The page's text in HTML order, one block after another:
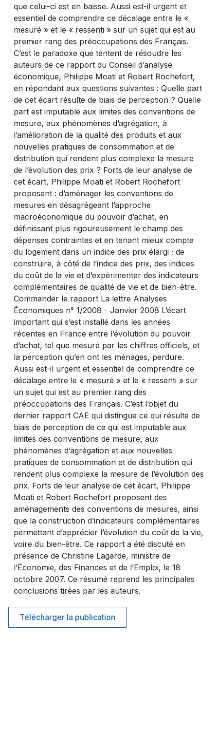
que celui-ci est en baisse. Aussi est-il urgent et
essentiel de comprendre ce décalage entre le «
mesuré » et le « ressenti » sur un sujet qui est au
premier rang des préoccupations des Français.
C’est le paradoxe que tentent de résoudre les
auteurs de ce rapport du Conseil d’analyse
économique, Philippe Moati et Robert Rochefort,
en répondant aux questions suivantes : Quelle part
de cet écart résulte de biais de perception ? Quelle
part est imputable aux limites des conventions de
mesure, aux phénomènes d’agrégation, à
l’amélioration de la qualité des produits et aux
nouvelles pratiques de consommation et de
distribution qui rendent plus complexe la mesure
de l’évolution des prix ? Forts de leur analyse de
cet écart, Philippe Moati et Robert Rochefort
proposent : d’aménager les conventions de
mesures en désagrégeant l’approche
macroéconomique du pouvoir d’achat, en
définissant plus rigoureusement le champ des
dépenses contraintes et en tenant mieux compte
du logement dans un indice des prix élargi ; de
construire, à côté de l’indice des prix, des indices
du coût de la vie et d’expérimenter des indicateurs
complémentaires de qualité de vie et de bien-être.
Commander le rapport La lettre Analyses
Économiques n° 1/2008 - Janvier 2008 L’écart
important qui s’est installé dans les années
récentes en France entre l’évolution du pouvoir
d’achat, tel que mesuré par les chiffres officiels, et
la perception qu’en ont les ménages, perdure.
Aussi est-il urgent et essentiel de comprendre ce
décalage entre le « mesuré » et le « ressenti » sur
un sujet qui est au premier rang des
préoccupations des Français. C’est l’objet du
dernier rapport CAE qui distingue ce qui résulte de
biais de perception de ce qui est imputable aux
limites des conventions de mesure, aux
phénomènes d’agrégation et aux nouvelles
pratiques de consommation et de distribution qui
rendent plus complexe la mesure de l’évolution des
prix. Forts de leur analyse de cet écart, Philippe
Moati et Robert Rochefort proposent des
aménagements des conventions de mesures, ainsi
que la construction d’indicateurs complémentaires
permettant d’apprécier l’évolution du coût de la vie,
voire du bien-être. Ce rapport a été discuté en
présence de Christine Lagarde, ministre de
l’Économie, des Finances et de l’Emploi, le 18
octobre 2007. Ce résumé reprend les principales
conclusions tirées par les auteurs.
Télécharger la publication